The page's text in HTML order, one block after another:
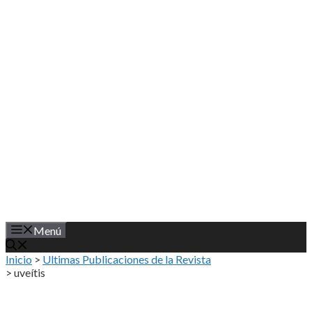
Menú
Inicio > Ultimas Publicaciones de la Revista
> uveítis